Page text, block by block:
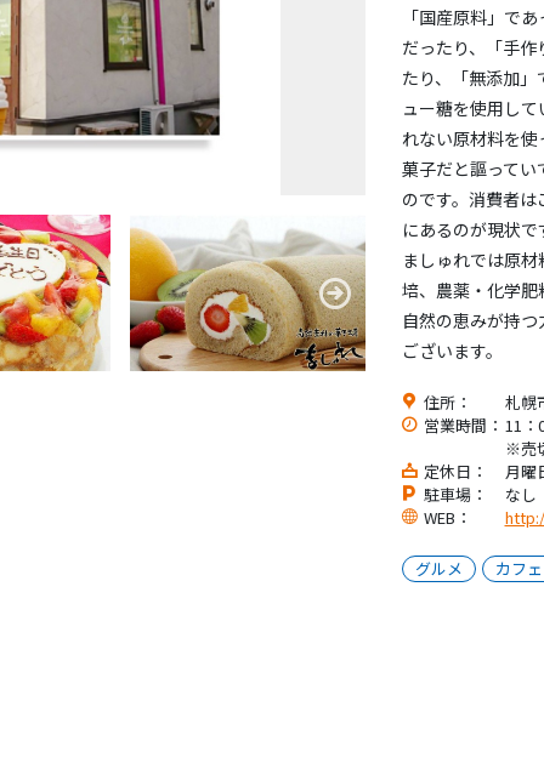
「国産原料」で
だったり、「手
たり、「無添加
ュー糖を使用し
れない原材料を
菓子だと謳って
のです。消費者
にあるのが現状で
ましゅれでは原
培、農薬・化学
自然の恵みが持
ございます。
住所：
札幌
営業時間： 11：
※売
定休日：
月曜
駐車場：
なし
WEB：
グルメ カフ